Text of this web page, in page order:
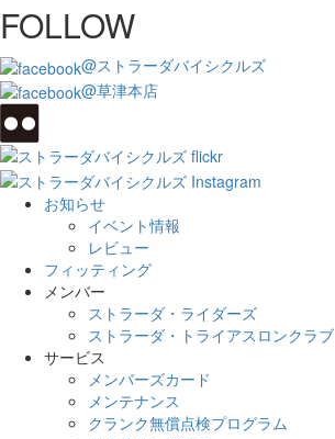
FOLLOW
@ストラーダバイシクルズ
@草津本店
お知らせ
イベント情報
レビュー
フィッティング
メンバー
ストラーダ・ライダーズ
ストラーダ・トライアスロンクラブ
サービス
メンバーズカード
メンテナンス
クランク無償点検プログラム